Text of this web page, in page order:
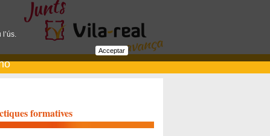
formatives
Acceptar